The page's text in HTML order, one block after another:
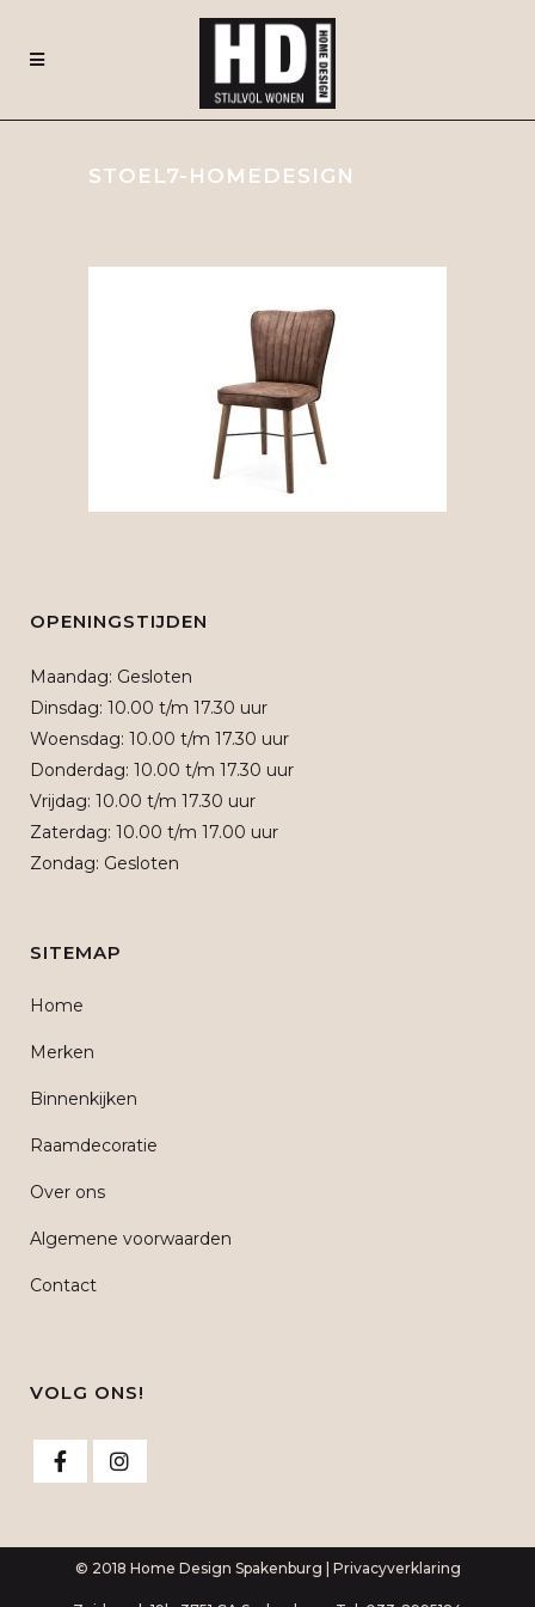
STOEL7-HOMEDESIGN
OPENINGSTIJDEN
Maandag: Gesloten
Dinsdag: 10.00 t/m 17.30 uur
Woensdag: 10.00 t/m 17.30 uur
Donderdag: 10.00 t/m 17.30 uur
Vrijdag: 10.00 t/m 17.30 uur
Zaterdag: 10.00 t/m 17.00 uur
Zondag: Gesloten
SITEMAP
Home
Merken
Binnenkijken
Raamdecoratie
Over ons
Algemene voorwaarden
Contact
VOLG ONS!
© 2018 Home Design Spakenburg | Privacyverklaring